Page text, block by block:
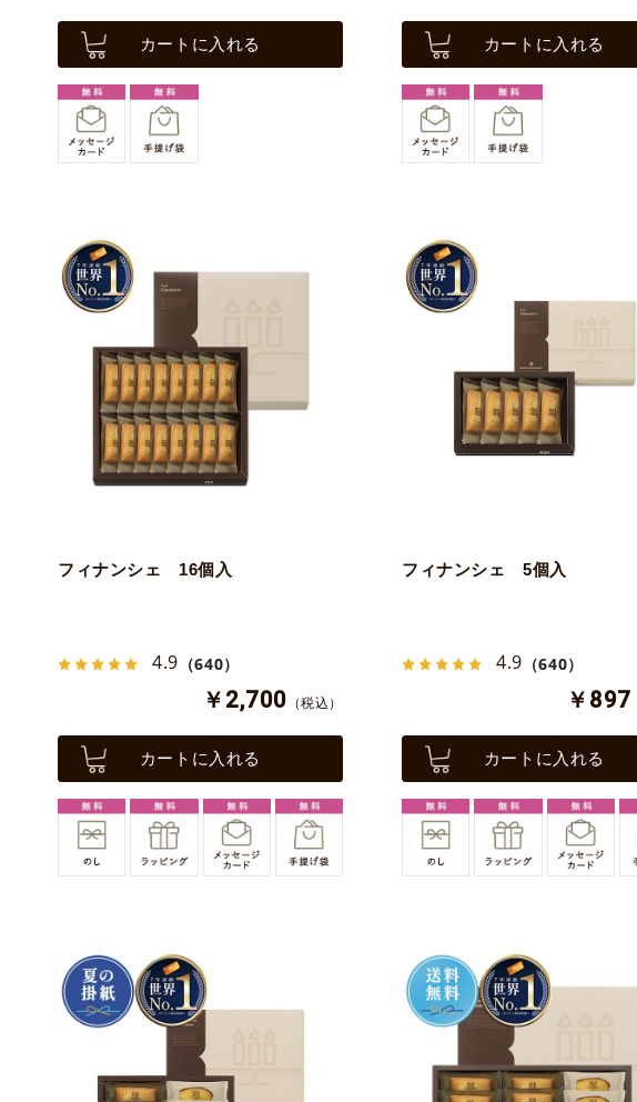
カートに入れる カートに入れる
フィナンシェ 16個入
4.9 （640）
￥2,700 （税込）
カートに入れる
フィナンシェ 5個入
4.9 （640）
￥897
カートに入れる